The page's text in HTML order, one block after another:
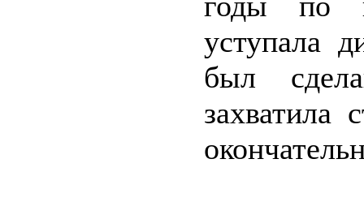
уступала
был
захватила